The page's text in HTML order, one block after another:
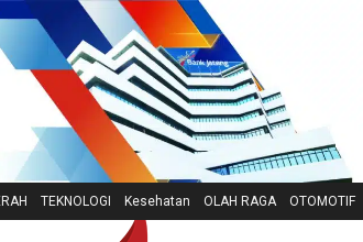
TEKNOLOGI Kesehatan OLAH RAGA OTOMOTIF